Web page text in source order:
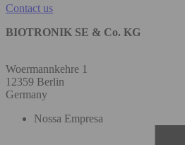
Contact us
BIOTRONIK SE & Co. KG
Woermannkehre 1
12359 Berlin
Germany
Nossa Empresa